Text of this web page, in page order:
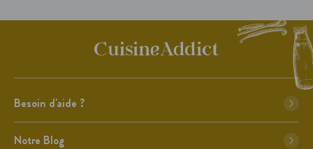
Besoin d'aide ?
Notre Blog